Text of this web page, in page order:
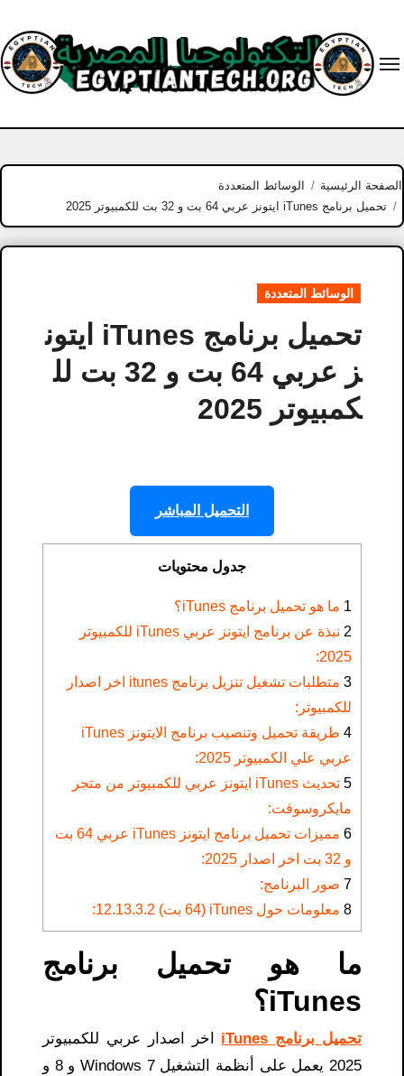
content
الصفحة الرئيسية
الوسائط المتعددة
تحميل برنامج iTunes ايتونز عربي 64 بت و 32 بت للكمبيوتر 2025
الوسائط المتعددة
تحميل برنامج iTunes ايتون
ز عربي 64 بت و 32 بت لل
كمبيوتر 2025
التحميل المباشر
جدول محتويات
1 ما هو تحميل برنامج iTunes؟
2
نبذة عن برنامج ايتونز عربي iTunes للكمبيوتر
2025:
3
متطلبات تشغيل تنزيل برنامج itunes اخر اصدار
للكمبيوتر:
4
طريقة تحميل وتنصيب برنامج الايتونز iTunes
عربي علي الكمبيوتر 2025:
5
تحديث iTunes ايتونز عربي للكمبيوتر من متجر
مايكروسوفت:
6
مميزات تحميل برنامج ايتونز iTunes عربي 64 بت
و 32 بت اخر اصدار 2025:
7 صور البرنامج:
8 معلومات حول iTunes (64 بت) 12.13.3.2:
ما هو تحميل برنامج
iTunes؟
تحميل برنامج iTunes
اخر اصدار عربي للكمبيوتر
2025 يعمل على أنظمة التشغيل Windows 7 و 8 و